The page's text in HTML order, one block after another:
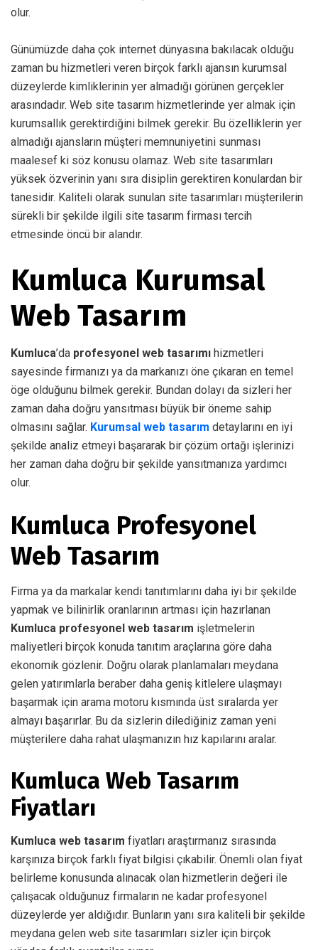
olur.
Günümüzde daha çok internet dünyasına bakılacak olduğu
zaman bu hizmetleri veren birçok farklı ajansın kurumsal
düzeylerde kimliklerinin yer almadığı görünen gerçekler
arasındadır. Web site tasarım hizmetlerinde yer almak için
kurumsallık gerektirdiğini bilmek gerekir. Bu özelliklerin yer
almadığı ajansların müşteri memnuniyetini sunması
maalesef ki söz konusu olamaz. Web site tasarımları
yüksek özverinin yanı sıra disiplin gerektiren konulardan bir
tanesidir. Kaliteli olarak sunulan site tasarımları müşterilerin
sürekli bir şekilde ilgili site tasarım firması tercih
etmesinde öncü bir alandır.
Kumluca Kurumsal
Web Tasarım
Kumluca’da profesyonel web tasarımı hizmetleri
sayesinde firmanızı ya da markanızı öne çıkaran en temel
öge olduğunu bilmek gerekir. Bundan dolayı da sizleri her
zaman daha doğru yansıtması büyük bir öneme sahip
olmasını sağlar. Kurumsal web tasarım detaylarını en iyi
şekilde analiz etmeyi başararak bir çözüm ortağı işlerinizi
her zaman daha doğru bir şekilde yansıtmanıza yardımcı
olur.
Kumluca Profesyonel
Web Tasarım
Firma ya da markalar kendi tanıtımlarını daha iyi bir şekilde
yapmak ve bilinirlik oranlarının artması için hazırlanan
Kumluca profesyonel web tasarım işletmelerin
maliyetleri birçok konuda tanıtım araçlarına göre daha
ekonomik gözlenir. Doğru olarak planlamaları meydana
gelen yatırımlarla beraber daha geniş kitlelere ulaşmayı
başarmak için arama motoru kısmında üst sıralarda yer
almayı başarırlar. Bu da sizlerin dilediğiniz zaman yeni
müşterilere daha rahat ulaşmanızın hız kapılarını aralar.
Kumluca Web Tasarım
Fiyatları
Kumluca web tasarım fiyatları araştırmanız sırasında
karşınıza birçok farklı fiyat bilgisi çıkabilir. Önemli olan fiyat
belirleme konusunda alınacak olan hizmetlerin değeri ile
çalışacak olduğunuz firmaların ne kadar profesyonel
düzeylerde yer aldığıdır. Bunların yanı sıra kaliteli bir şekilde
meydana gelen web site tasarımları sizler için birçok